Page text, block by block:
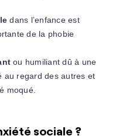
dans l’enfance est
de la phobie
ou humiliant dû à une
au regard des autres et
moqué.
sociale ?